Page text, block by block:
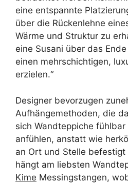
eine entspannte
über die Rückenlehne
Wärme und Struktur zu
eine Susani über das
einen mehrschichtigen,
erzielen.“
Designer bevorzugen
Aufhängemethoden, die
sich Wandteppiche
anfühlen, anstatt wie
an Ort und Stelle
hängt am liebsten
Kime Messingstangen,